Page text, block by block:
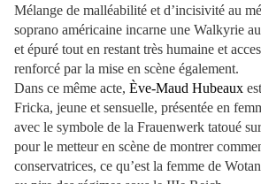
Mélange de malléabilité et d’incisivité au
soprano américaine incarne une Walkyrie
et épuré tout en restant très humaine et
renforcé par la mise en scène également.
Dans ce même acte, Ève-Maud Hubeaux
Fricka, jeune et sensuelle, présentée en
avec le symbole de la Frauenwerk tatoué
pour le metteur en scène de montrer
conservatrices, ce qu’est la femme de